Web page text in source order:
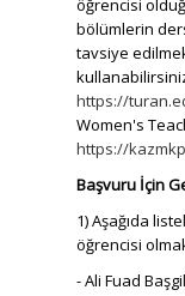
öğrencisi
bölümlerin
tavsiye
https://
Women's
https://
Başvuru İçin
1) Aşağıda
öğrencisi
- Ali Fuad